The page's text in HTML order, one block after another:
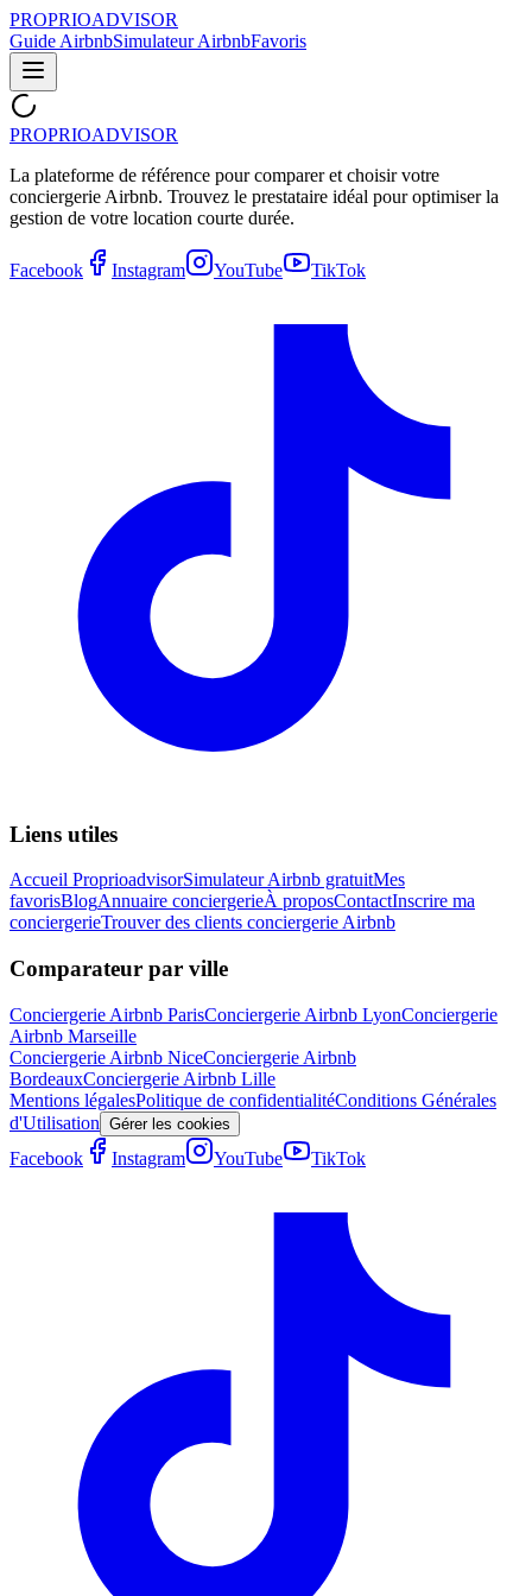
PROPRIOADVISOR
Guide AirbnbSimulateur AirbnbFavoris
PROPRIOADVISOR
La plateforme de référence pour comparer et choisir votre
conciergerie Airbnb. Trouvez le prestataire idéal pour optimiser la
gestion de votre location courte durée.
Facebook Instagram YouTube TikTok
Liens utiles
Accueil ProprioadvisorSimulateur Airbnb gratuitMes
favorisBlogAnnuaire conciergerieÀ proposContactInscrire ma
conciergerieTrouver des clients conciergerie Airbnb
Comparateur par ville
Conciergerie Airbnb ParisConciergerie Airbnb LyonConciergerie
Airbnb Marseille
Conciergerie Airbnb NiceConciergerie Airbnb
BordeauxConciergerie Airbnb Lille
Mentions légalesPolitique de confidentialitéConditions Générales
d'Utilisation Gérer les cookies
Facebook Instagram YouTube TikTok